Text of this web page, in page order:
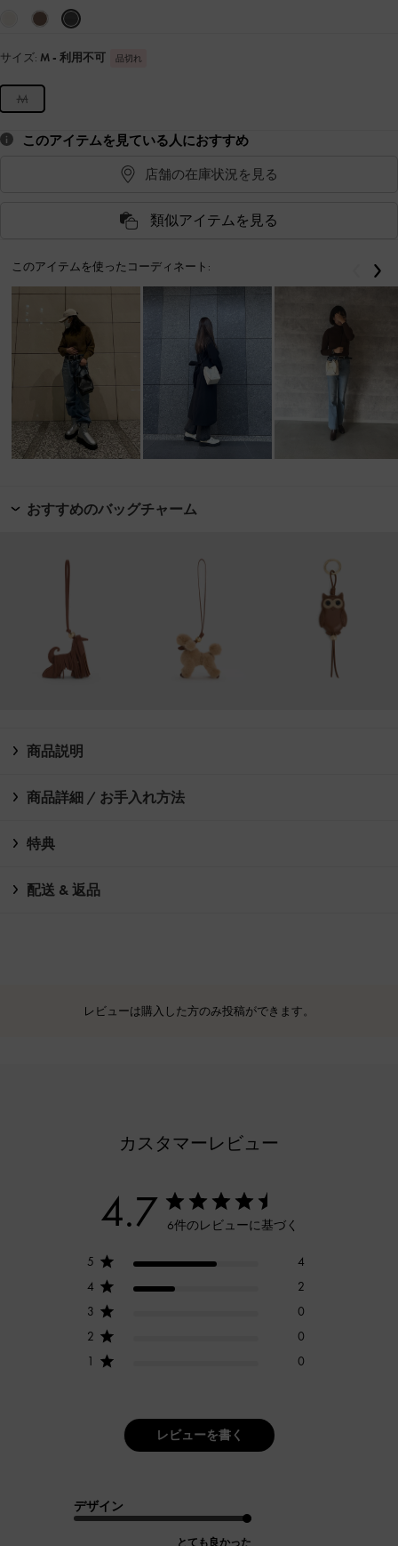
サイズ: M - 利用不可 品切れ
M
このアイテムを見ている人におすすめ
店舗の在庫状況を見る
類似アイテムを見る
このアイテムを使ったコーディネート: 戻る
おすすめのバッグチャーム
商品説明
商品詳細 / お手入れ方法
特典
配送 & 返品
レビューは購入した方のみ投稿ができます。
カスタマーレビュー
4.7 6件のレビューに基づく
5
4
4
2
3
0
2
0
1
0
レビューを書く
デザイン
とても良かった